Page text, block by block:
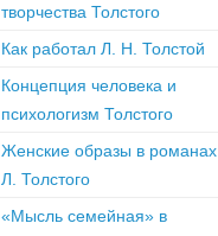
творчества Толстого
Как работал Л. Н. Толстой
Концепция человека и
психологизм Толстого
Женские образы в романах
Л. Толстого
«Мысль семейная» в